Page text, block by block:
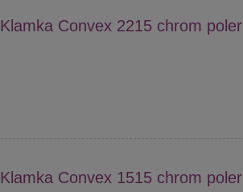
Klamka Convex 2215 chrom poler
Klamka Convex 1515 chrom poler